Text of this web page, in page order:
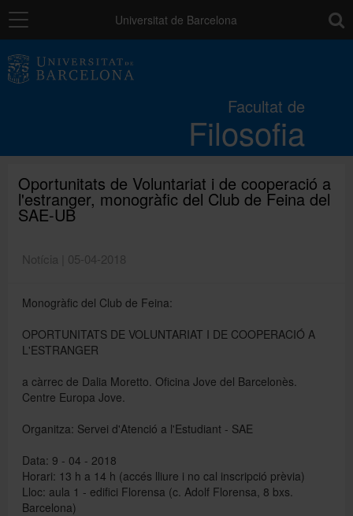
Navegació Universitat de Barcelona
Facultat de
Filosofia
Estudis
Recerca i innovació
Relacions externes
Oportunitats de Voluntariat i de cooperació a
l'estranger, monogràfic del Club de Feina del
SAE-UB
Notícia | 05-04-2018
Monogràfic del Club de Feina:
OPORTUNITATS DE VOLUNTARIAT I DE COOPERACIÓ A
L'ESTRANGER
a càrrec de Dalia Moretto. Oficina Jove del Barcelonès.
Centre Europa Jove.
Organitza: Servei d'Atenció a l'Estudiant - SAE
Data: 9 - 04 - 2018
Horari: 13 h a 14 h (accés lliure i no cal inscripció prèvia)
Lloc: aula 1 - edifici Florensa (c. Adolf Florensa, 8 bxs.
Barcelona)